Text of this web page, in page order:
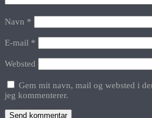
Navn *
E-mail *
Websted
Gem mit navn, mail og websted i
jeg kommenterer.